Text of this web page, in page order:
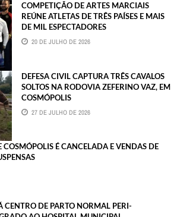
COMPETIÇÃO DE ARTES MARCIAIS
REÚNE ATLETAS DE TRÊS PAÍSES E MAIS
DE MIL ESPECTADORES
20 DE JULHO DE 2026
DEFESA CIVIL CAPTURA TRÊS CAVALOS
SOLTOS NA RODOVIA ZEFERINO VAZ, EM
COSMÓPOLIS
27 DE JULHO DE 2026
COSMÓPOLIS É CANCELADA E VENDAS DE
CENTRO DE PARTO NORMAL PERI-